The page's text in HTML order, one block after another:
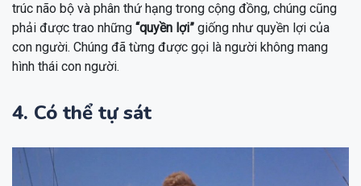
trúc não bộ và phân thứ hạng trong cộng đồng, chúng cũng
phải được trao những “quyền lợi” giống như quyền lợi của
con người. Chúng đã từng được gọi là người không mang
hình thái con người.
4. Có thể tự sát